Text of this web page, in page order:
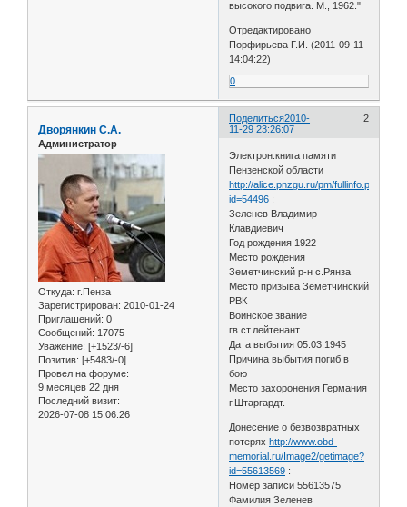
высокого подвига. М., 1962."
Отредактировано
Порфирьева Г.И. (2011-09-11
14:04:22)
0
Поделиться 2
2010-
11-29 23:26:07
Дворянкин С.А.
Администратор
Откуда: г.Пенза
Зарегистрирован: 2010-01-24
Приглашений: 0
Сообщений: 17075
Уважение: [+1523/-6]
Позитив: [+5483/-0]
Провел на форуме:
9 месяцев 22 дня
Последний визит:
2026-07-08 15:06:26
Электрон.книга памяти
Пензенской области
http://alice.pnzgu.ru/pm/fullinfo.php?
id=54496 :
Зеленев Владимир
Клавдиевич
Год рождения 1922
Место рождения
Земетчинский р-н с.Рянза
Место призыва Земетчинский
РВК
Воинское звание
гв.ст.лейтенант
Дата выбытия 05.03.1945
Причина выбытия погиб в
бою
Место захоронения Германия
г.Штаргардт.
Донесение о безвозвратных
потерях http://www.obd-
memorial.ru/Image2/getimage?
id=55613569 :
Номер записи 55613575
Фамилия Зеленев